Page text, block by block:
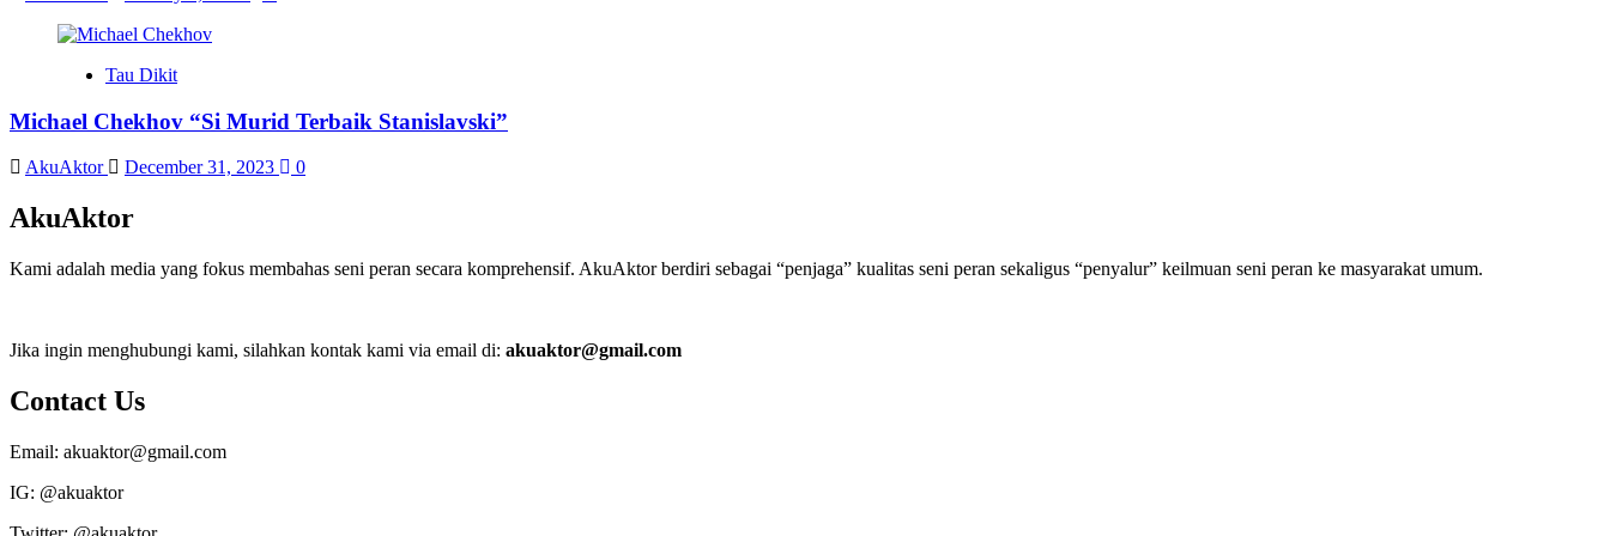
Tau Dikit
Michael Chekhov “Si Murid Terbaik Stanislavski”
AkuAktor December 31, 2023 0
AkuAktor
Kami adalah media yang fokus membahas seni peran secara komprehensif. AkuAktor berdiri sebagai “penjaga” kualitas seni peran sekaligus “penyalur” keilmuan seni peran ke masyarakat umum.
Jika ingin menghubungi kami, silahkan kontak kami via email di: akuaktor@gmail.com
Contact Us
Email: akuaktor@gmail.com
IG: @akuaktor